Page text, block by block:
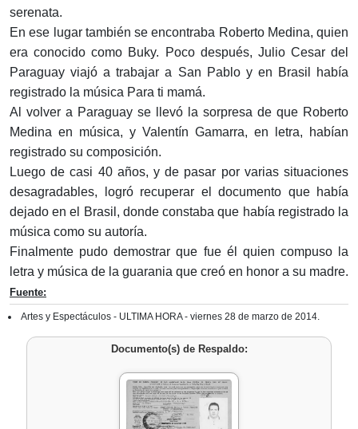
serenata.
En ese lugar también se encontraba Roberto Medina, quien
era conocido como Buky. Poco después, Julio Cesar del
Paraguay viajó a trabajar a San Pablo y en Brasil había
registrado la música Para ti mamá.
Al volver a Paraguay se llevó la sorpresa de que Roberto
Medina en música, y Valentín Gamarra, en letra, habían
registrado su composición.
Luego de casi 40 años, y de pasar por varias situaciones
desagradables, logró recuperar el documento que había
dejado en el Brasil, donde constaba que había registrado la
música como su autoría.
Finalmente pudo demostrar que fue él quien compuso la
letra y música de la guarania que creó en honor a su madre.
Fuente:
Artes y Espectáculos - ULTIMA HORA - viernes 28 de marzo de 2014.
Documento(s) de Respaldo: